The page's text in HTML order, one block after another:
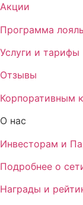
Акции
Программа
Услуги и тарифы
Отзывы
Корпоративным
О нас
Инвесторам и
Подробнее о
Награды и